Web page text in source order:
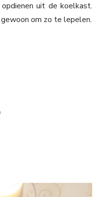
uit de koelkast.
om zo te lepelen.